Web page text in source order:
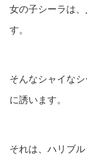
女の子シーラは
す。
そんなシャイな
に誘います。
それは、ハリブ